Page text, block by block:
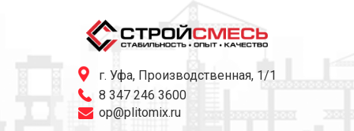
г. Уфа, Производственная, 1/1
8 347 246 3600
op@plitomix.ru